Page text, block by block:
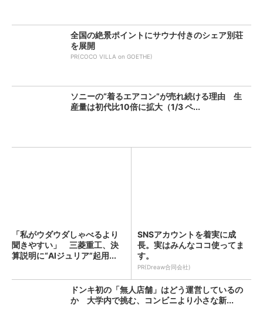
全国の絶景ポイントにサウナ付きのシェア別荘
を展開
PR(COCO VILLA on GOETHE)
ソニーの“着るエアコン”が売れ続ける理由 生
産量は初代比10倍に拡大（1/3 ペ...
「私がウダウダしゃべるより
聞きやすい」 三菱重工、決
算説明に“AIジュリア”起用...
SNSアカウントを着実に成
長。実はみんなココ使ってま
す。
PR(Dreaw合同会社)
ドンキ初の「無人店舗」はどう運営しているの
か 大学内で挑む、コンビニより小さな新...